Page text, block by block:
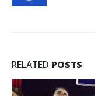
RELATED POSTS